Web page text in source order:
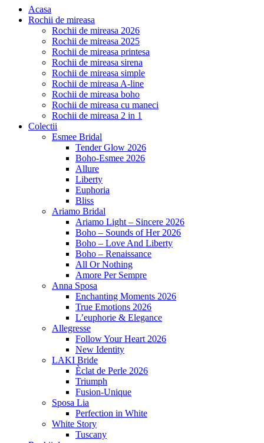
Acasa
Rochii de mireasa
Rochii de mireasa 2026
Rochii de mireasa 2025
Rochii de mireasa printesa
Rochii de mireasa sirena
Rochii de mireasa simple
Rochii de mireasa A-line
Rochii de mireasa boho
Rochii de mireasa cu maneci
Rochii de mireasa 2 in 1
Colectii
Esmee Bridal
Tender Glow 2026
Boho-Esmee 2026
Allure
Liberty
Euphoria
Bliss
Ariamo Bridal
Ariamo Light – Sincere 2026
Boho – Sounds of Her 2026
Boho – Love And Liberty
Boho – Renaissance
All Or Nothing
Amore Per Sempre
Anna Sposa
Enchanting Moments 2026
True Emotions 2026
L’euphorie & Elegance
Allegresse
Follow Your Heart 2026
New Identity
LAKI Bride
Èclat de Perle 2026
Triumph
Fusion-Unique
Sposa Lia
Perfection in White
White Story
Tuscany